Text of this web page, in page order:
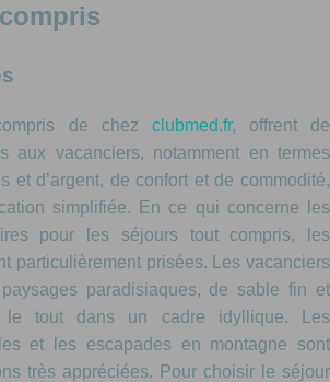
de chez clubmed.fr, offrent de
aux vacanciers, notamment en termes
et d’argent, de confort et de commodité,
simplifiée. En ce qui concerne les
pour les séjours tout compris, les
particulièrement prisées. Les vacanciers
paradisiaques, de sable fin et
le tout dans un cadre idyllique. Les
et les escapades en montagne sont
très appréciées. Pour choisir le séjour